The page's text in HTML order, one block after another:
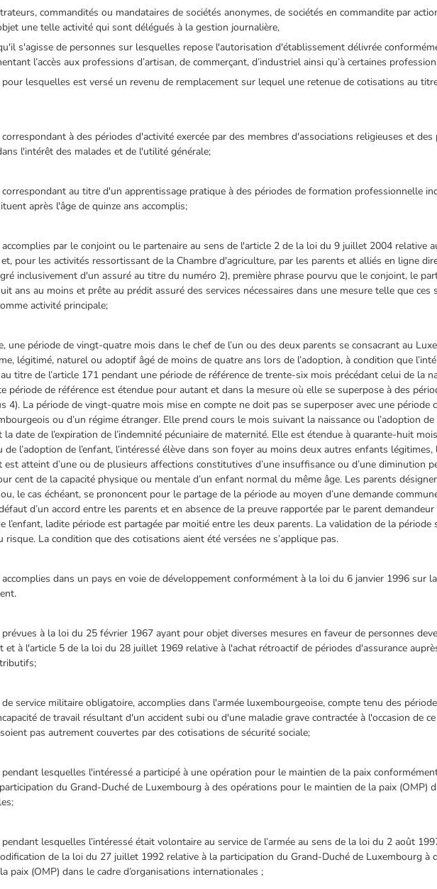
commandités ou mandataires de sociétés anonymes, de sociétés en commandite par
une telle activité qui sont délégués à la gestion journalière,
s'agisse de personnes sur lesquelles repose l'autorisation d'établissement délivrée
l’accès aux professions d’artisan, de commerçant, d’industriel ainsi qu’à certaines
lesquelles est versé un revenu de remplacement sur lequel une retenue de cotisations au
à des périodes d'activité exercée par des membres d'associations religieuses et
l'intérêt des malades et de l'utilité générale;
au titre d'un apprentissage pratique à des périodes de formation professionnelle
après l'âge de quinze ans accomplis;
par le conjoint ou le partenaire au sens de l'article 2 de la loi du 9 juillet 2004 relative
pour les activités ressortissant de la Chambre d'agriculture, par les parents et alliés en ligne
inclusivement d'un assuré au titre du numéro 2), première phrase pourvu que le conjoint, le
ans au moins et prête au prédit assuré des services nécessaires dans une mesure telle que ces
activité principale;
une période de vingt-quatre mois dans le chef de l’un ou des deux parents se consacrant au
légitimé, naturel ou adoptif âgé de moins de quatre ans lors de l’adoption, à condition que
au titre de l’article 171 pendant une période de référence de trente-six mois précédant celui de la
période de référence est étendue pour autant et dans la mesure où elle se superpose à des
4). La période de vingt-quatre mois mise en compte ne doit pas se superposer avec une période
ou d’un régime étranger. Elle prend cours le mois suivant la naissance ou l’adoption de
la date de l’expiration de l’indemnité pécuniaire de maternité. Elle est étendue à quarante-huit
de l’adoption de l’enfant, l’intéressé élève dans son foyer au moins deux autres enfants
est atteint d’une ou de plusieurs affections constitutives d’une insuffisance ou d’une diminution
cent de la capacité physique ou mentale d’un enfant normal du même âge. Les parents
ou, le cas échéant, se prononcent pour le partage de la période au moyen d’une demande
d’un accord entre les parents et en absence de la preuve rapportée par le parent
l’enfant, ladite période est partagée par moitié entre les deux parents. La validation de la
risque. La condition que des cotisations aient été versées ne s’applique pas.
dans un pays en voie de développement conformément à la loi du 6 janvier 1996 sur
à la loi du 25 février 1967 ayant pour objet diverses mesures en faveur de personnes
et à l'article 5 de la loi du 28 juillet 1969 relative à l'achat rétroactif de périodes d'assurance
service militaire obligatoire, accomplies dans l'armée luxembourgeoise, compte tenu des
de travail résultant d'un accident subi ou d'une maladie grave contractée à l'occasion de
pas autrement couvertes par des cotisations de sécurité sociale;
pendant lesquelles l'intéressé a participé à une opération pour le maintien de la paix
du Grand-Duché de Luxembourg à des opérations pour le maintien de la paix (OMP)
lesquelles l’intéressé était volontaire au service de l’armée au sens de la loi du 2 août
de la loi du 27 juillet 1992 relative à la participation du Grand-Duché de Luxembourg à
paix (OMP) dans le cadre d’organisations internationales ;